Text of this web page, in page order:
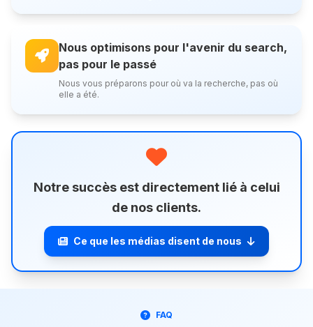
Nous optimisons pour l'avenir du search,
pas pour le passé
Nous vous préparons pour où va la recherche, pas où
elle a été.
Notre succès est directement lié à celui
de nos clients.
Ce que les médias disent de nous
FAQ